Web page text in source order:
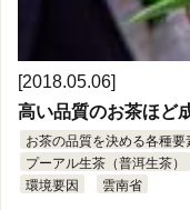
[2018.05.06]
高い品質のお茶ほど
お茶の品質を決める各種要
プーアル生茶（普洱生茶）
環境要因
雲南省